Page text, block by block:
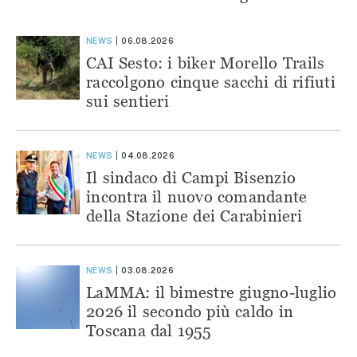
NEWS 06.08.2026
CAI Sesto: i biker Morello Trails
raccolgono cinque sacchi di rifiuti
sui sentieri
NEWS 04.08.2026
Il sindaco di Campi Bisenzio
incontra il nuovo comandante
della Stazione dei Carabinieri
NEWS 03.08.2026
LaMMA: il bimestre giugno-luglio
2026 il secondo più caldo in
Toscana dal 1955